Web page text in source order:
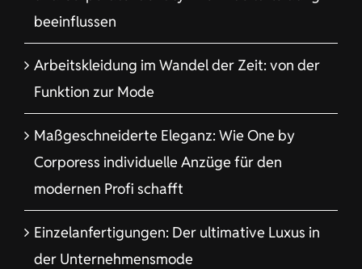
beeinflussen
Arbeitskleidung im Wandel der Zeit: von der
Funktion zur Mode
Maßgeschneiderte Eleganz: Wie One by
Corporess individuelle Anzüge für den
modernen Profi schafft
Einzelanfertigungen: Der ultimative Luxus in
der Unternehmensmode